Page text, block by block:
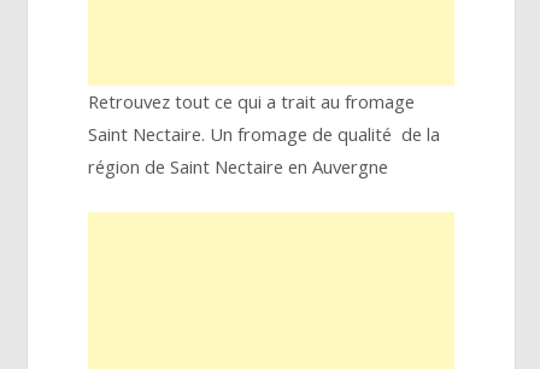
Retrouvez tout ce qui a trait au fromage
Saint Nectaire. Un fromage de qualité de la
région de Saint Nectaire en Auvergne